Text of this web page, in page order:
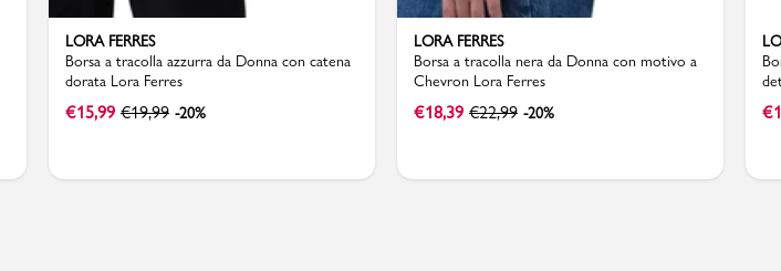
LORA FERRES
Borsa a tracolla azzurra da Donna con catena
dorata Lora Ferres
€15,99 €19,99 -20%
LORA FERRES
Borsa a tracolla nera da Donna con motivo a
Chevron Lora Ferres
€18,39 €22,99 -20% €